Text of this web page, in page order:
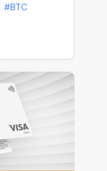
assets
fund
Strategy
exchange-
for
#BTC